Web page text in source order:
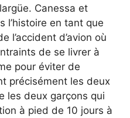
Canessa et
l’histoire en tant que
l’accident d’avion où
de se livrer à
pour éviter de
précisément les deux
les deux garçons qui
à pied de 10 jours à